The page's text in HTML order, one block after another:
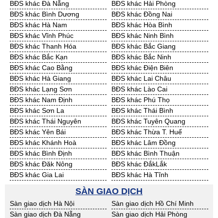
Cần Thuê Quảng Ngãi
Cần Thuê Bà Rịa - VT
Cần Thuê Cần Thơ
Cần Thuê An Giang
Cần Thuê Bạc Liêu
Cần Thuê Bến Tre
Cần Thuê Bình Phước
Cần Thuê Cà Mau
Cần Thuê Đồng Tháp
Cần Thuê Hậu Giang
Cần Thuê Kiên Giang
Cần Thuê Long An
Cần Thuê Sóc Trăng
Cần Thuê Tây Ninh
Cần Thuê Tiền Giang
Cần Thuê Trà Vinh
Cần Thuê Vĩnh Long
Cần Thuê Hải Dương
Cần Thuê Hưng Yên
Cần Thuê Quảng Ninh
BĐS khác Đà Nẵng
BĐS khác Hải Phòng
BĐS khác Bình Dương
BĐS khác Đồng Nai
BĐS khác Hà Nam
BĐS khác Hòa Bình
BĐS khác Vĩnh Phúc
BĐS khác Ninh Bình
BĐS khác Thanh Hóa
BĐS khác Bắc Giang
BĐS khác Bắc Kạn
BĐS khác Bắc Ninh
BĐS khác Cao Bằng
BĐS khác Điện Biên
BĐS khác Hà Giang
BĐS khác Lai Châu
BĐS khác Lạng Sơn
BĐS khác Lào Cai
BĐS khác Nam Định
BĐS khác Phú Thọ
BĐS khác Sơn La
BĐS khác Thái Bình
BĐS khác Thái Nguyên
BĐS khác Tuyên Quang
BĐS khác Yên Bái
BĐS khác Thừa T. Huế
BĐS khác Khánh Hoà
BĐS khác Lâm Đồng
BĐS khác Bình Định
BĐS khác Bình Thuận
BĐS khác Đăk Nông
BĐS khác ĐắkLắk
BĐS khác Gia Lai
BĐS khác Hà Tĩnh
BĐS khác Ninh Thuận
BĐS khác Phú Yên
BĐS khác Quảng Bình
BĐS khác Quảng Nam
SÀN GIAO DỊCH
Sàn giao dịch Hà Nội
Sàn giao dịch Hồ Chí Minh
Sàn giao dịch Đà Nẵng
Sàn giao dịch Hải Phòng